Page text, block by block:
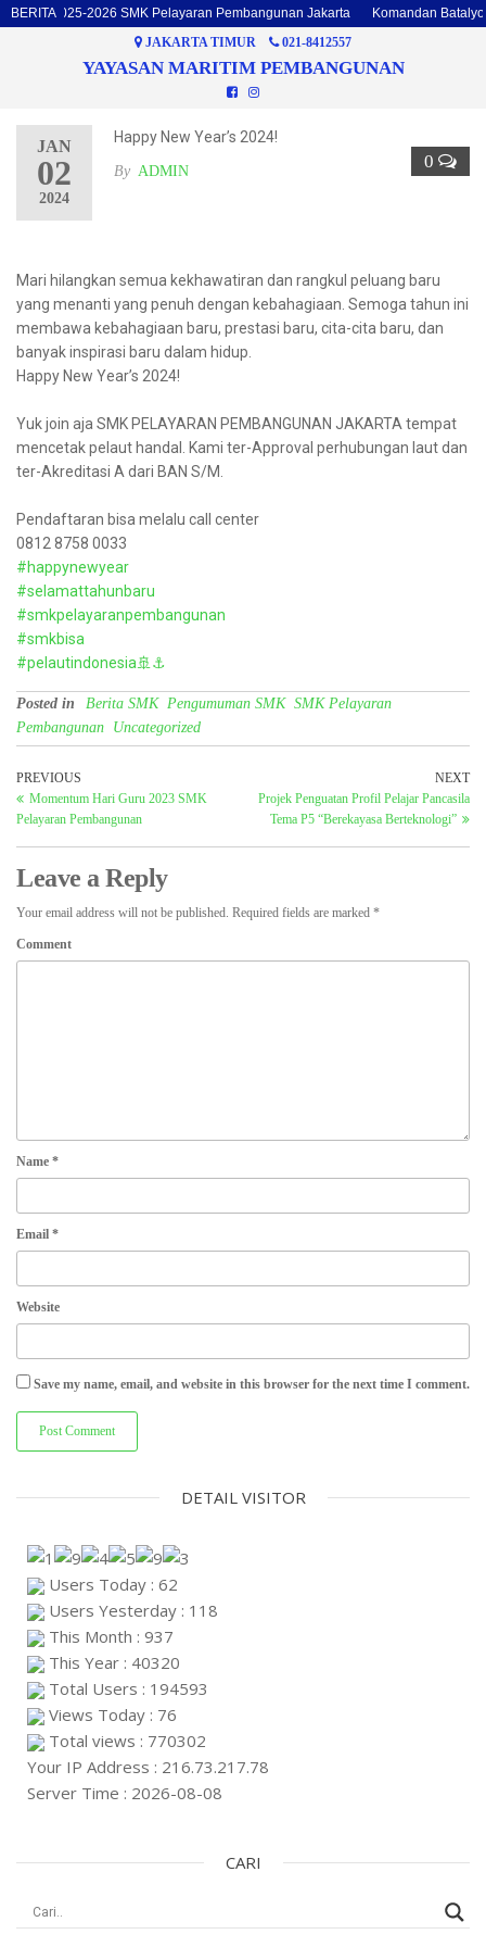
BERITA2025-2026 SMK Pelayaran Pembangunan Jakarta
Komandan
JAKARTA TIMUR
021-8412557
YAYASAN MARITIM PEMBANGUNAN
JAN
02
2024
0
Happy New Year’s 2024!
By ADMIN
Mari hilangkan semua kekhawatiran dan rangkul peluang baru
yang menanti yang penuh dengan kebahagiaan. Semoga tahun ini
membawa kebahagiaan baru, prestasi baru, cita-cita baru, dan
banyak inspirasi baru dalam hidup.
Happy New Year’s 2024!
Yuk join aja SMK PELAYARAN PEMBANGUNAN JAKARTA tempat
mencetak pelaut handal. Kami ter-Approval perhubungan laut dan
ter-Akreditasi A dari BAN S/M.
Pendaftaran bisa melalu call center
0812 8758 0033
#happynewyear
#selamattahunbaru
#smkpelayaranpembangunan
#smkbisa
#pelautindonesia🚢⚓
Posted in Berita SMK Pengumuman SMK SMK Pelayaran
Pembangunan Uncategorized
PREVIOUS
Momentum Hari Guru 2023 SMK
Pelayaran Pembangunan
NEXT
Projek Penguatan Profil Pelajar Pancasila
Tema P5 “Berekayasa Berteknologi”
Leave a Reply
Your email address will not be published. Required fields are marked *
Comment
Name *
Email *
Website
Save my name, email, and website in this browser for the next time I comment.
DETAIL VISITOR
Users Today : 62
Users Yesterday : 118
This Month : 937
This Year : 40320
Total Users : 194593
Views Today : 76
Total views : 770302
Your IP Address : 216.73.217.78
Server Time : 2026-08-08
CARI